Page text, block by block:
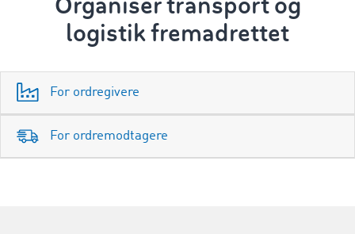
logistikfremadrettet
For ordregivere
For ordremodtagere